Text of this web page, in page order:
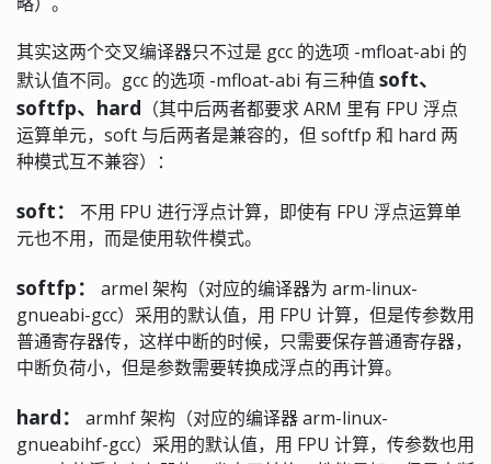
其实这两个交叉编译器只不过是 gcc 的选项 -mfloat-abi 的
默认值不同。gcc 的选项 -mfloat-abi 有三种值 soft、
softfp、hard （其中后两者都要求 ARM 里有 FPU 浮点
运算单元，soft 与后两者是兼容的，但 softfp 和 hard 两
种模式互不兼容）：
soft：
不用 FPU 进行浮点计算，即使有 FPU 浮点运算单
元也不用，而是使用软件模式。
softfp：
armel 架构（对应的编译器为 arm-linux-
gnueabi-gcc）采用的默认值，用 FPU 计算，但是传参数用
普通寄存器传，这样中断的时候，只需要保存普通寄存器，
中断负荷小，但是参数需要转换成浮点的再计算。
hard：
armhf 架构（对应的编译器 arm-linux-
gnueabihf-gcc）采用的默认值，用 FPU 计算，传参数也用